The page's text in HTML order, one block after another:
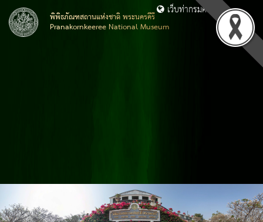
พิพิธภัณฑสถานแห่งชาติ พระนครคีรี
Pranakornkeeree National Museum
เว็บท่ากรมศิลปากร